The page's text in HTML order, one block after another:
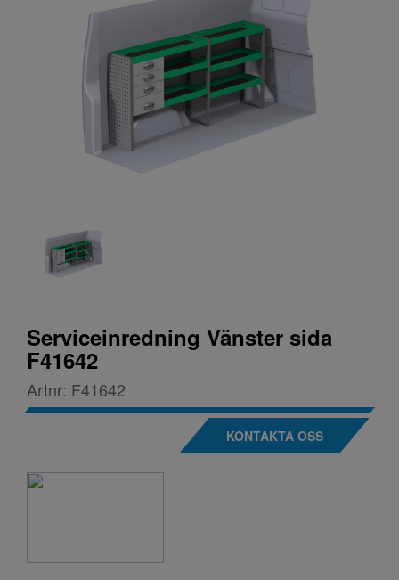
Serviceinredning Vänster sida
F41642
Artnr: F41642
KONTAKTA OSS